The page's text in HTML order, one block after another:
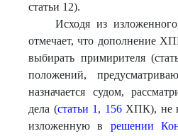
статьи 12).
Исходя из
отмечает, что дополнение
выбирать примирителя
положений,
назначается судом,
дела (статьи 1 , 156ХПК), не в
изложенную в решении